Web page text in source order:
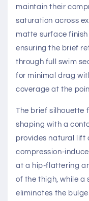
maintain their
saturation across
matte surface
ensuring the brief
through full swim
for minimal drag
coverage at the
The brief silhouette
shaping with a
provides natural lift
compression-
at a hip-flattering
of the thigh, while a
eliminates the